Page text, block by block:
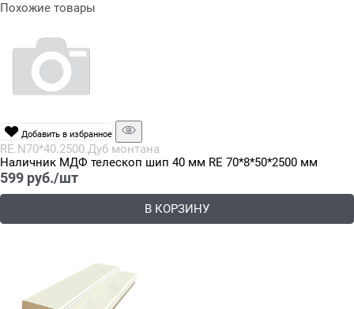
Похожие товары
Добавить в избранное
RE.N70*40.2500.Дуб монтана
Наличник МДФ телескоп шип 40 мм RE 70*8*50*2500 мм
599 руб./шт
В КОРЗИНУ